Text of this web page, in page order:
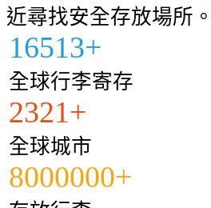
近尋找安全存放場所。
16513+
全球行李寄存
2321+
全球城市
8000000+